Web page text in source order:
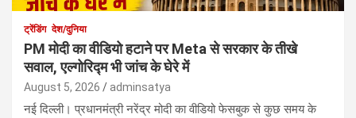
ट्रेंडिंग देश/दुनिया
PM मोदी का वीडियो हटाने पर Meta से सरकार के तीखे
सवाल, एल्गोरिद्म भी जांच के घेरे में
August 5, 2026 adminsatya
नई दिल्ली। प्रधानमंत्री नरेंद्र मोदी का वीडियो फेसबुक से कुछ समय के